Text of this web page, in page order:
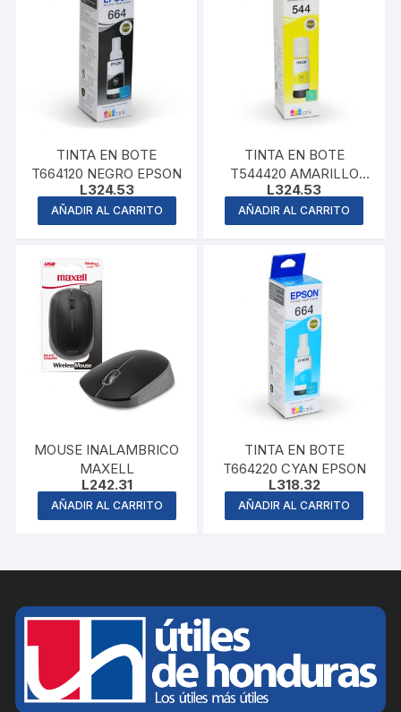
TINTA EN BOTE
T664120 NEGRO EPSON
L324.53
AÑADIR AL CARRITO
TINTA EN BOTE
T544420 AMARILLO
EPSON
L324.53
AÑADIR AL CARRITO
MOUSE INALAMBRICO
MAXELL
L242.31
AÑADIR AL CARRITO
TINTA EN BOTE
T664220 CYAN EPSON
L318.32
AÑADIR AL CARRITO